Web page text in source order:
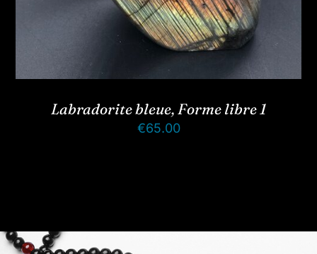
Labradorite bleue, Forme libre 1
€65.00